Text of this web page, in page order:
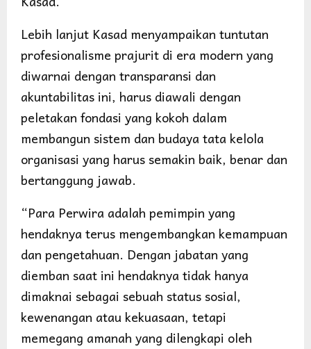
Lebih lanjut Kasad menyampaikan tuntutan
profesionalisme prajurit di era modern yang
diwarnai dengan transparansi dan
akuntabilitas ini, harus diawali dengan
peletakan fondasi yang kokoh dalam
membangun sistem dan budaya tata kelola
organisasi yang harus semakin baik, benar dan
bertanggung jawab.
“Para Perwira adalah pemimpin yang
hendaknya terus mengembangkan kemampuan
dan pengetahuan. Dengan jabatan yang
diemban saat ini hendaknya tidak hanya
dimaknai sebagai sebuah status sosial,
kewenangan atau kekuasaan, tetapi
memegang amanah yang dilengkapi oleh